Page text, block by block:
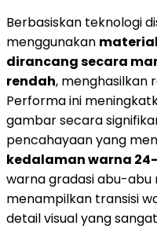
Berbasiskan teknologi
menggunakan
dirancang secara
rendah, menghasilkan
Performa ini
gambar secara
pencahayaan yang
kedalaman warna
warna gradasi abu-abu
menampilkan transisi
detail visual yang